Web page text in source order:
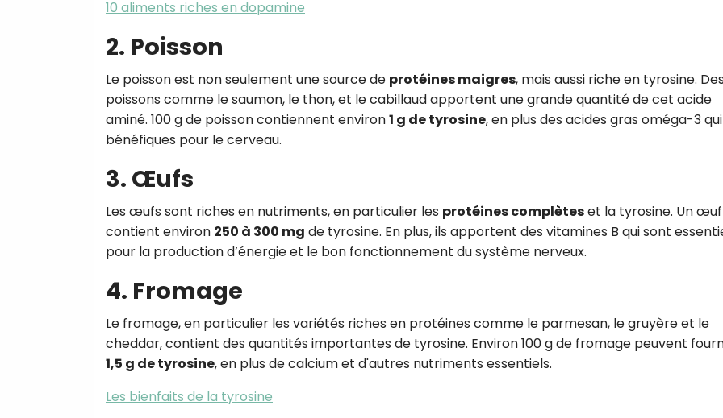
10 aliments riches en dopamine
2. Poisson
Le poisson est non seulement une source de protéines maigres, mais aussi riche en tyrosine.
poissons comme le saumon, le thon, et le cabillaud apportent une grande quantité de cet acide
aminé. 100 g de poisson contiennent environ1 g de tyrosine, en plus des acides gras oméga-3
bénéfiques pour le cerveau.
3. Œufs
Les œufs sont riches en nutriments, en particulier les protéines complèteset la tyrosine. Un œuf
contient environ 250 à 300 mg de tyrosine. En plus, ils apportent des vitamines B qui sont
pour la production d’énergie et le bon fonctionnement du système nerveux.
4. Fromage
Le fromage, en particulier les variétés riches en protéines comme le parmesan, le gruyère et le
cheddar, contient des quantités importantes de tyrosine. Environ 100 g de fromage peuvent
1,5 g de tyrosine, en plus de calcium et d'autres nutriments essentiels.
Les bienfaits de la tyrosine